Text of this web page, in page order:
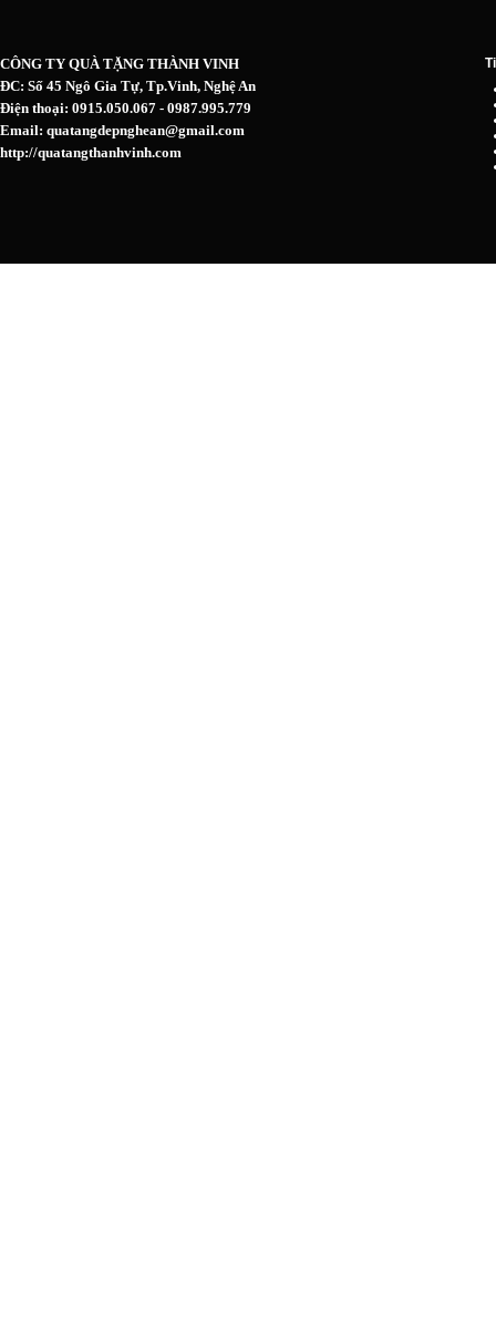
CÔNG TY QUÀ TẶNG THÀNH VINH
ĐC: Số 45 Ngô Gia Tự, Tp.Vinh, Nghệ An
Điện thoại: 0915.050.067 - 0987.995.779
Email: quatangdepnghean@gmail.com
http://quatangthanhvinh.com